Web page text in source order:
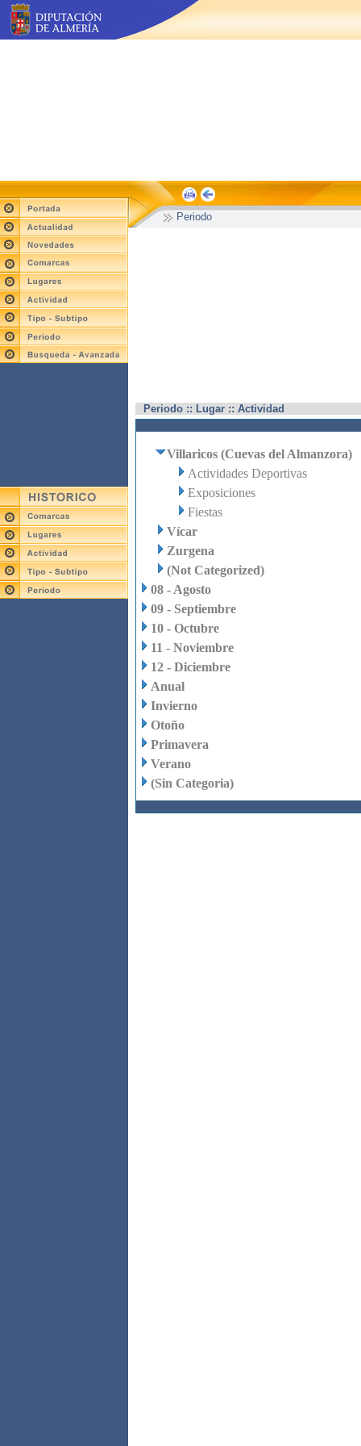
Periodo
Periodo :: Lugar :: Actividad
Villaricos (Cuevas del Almanzora)
Actividades Deportivas
Exposiciones
Fiestas
Vícar
Zurgena
(Not Categorized)
08 - Agosto
09 - Septiembre
10 - Octubre
11 - Noviembre
12 - Diciembre
Anual
Invierno
Otoño
Primavera
Verano
(Sin Categoria)